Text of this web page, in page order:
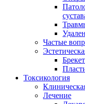
Частые
Токсикология
Лечение